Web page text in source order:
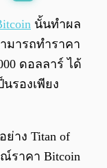
0:00 /
นั้นทำผล
มารถทำราคา
ดอลลาร์ ได้
รองเพียง
าง Titan of
ราคา Bitcoin